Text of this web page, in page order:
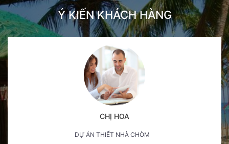
Ý KIẾN KHÁCH HÀNG
CHỊ HOA
DỰ ÁN THIẾT NHÀ CHÒM